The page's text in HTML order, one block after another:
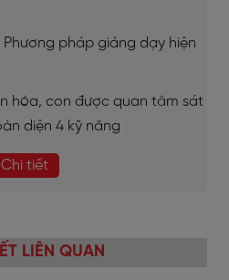
pháp giảng dạy hiện
hóa, con được quan tâm sát
diện 4 kỹ năng
Chi tiết
LIÊN QUAN